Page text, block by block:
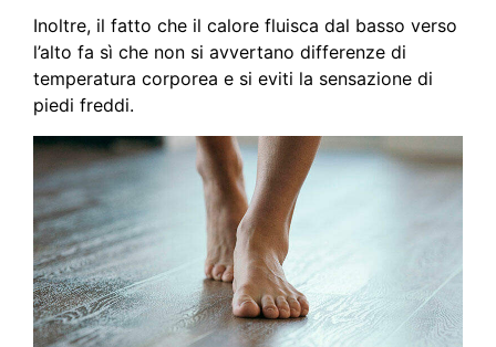
Inoltre, il fatto che il calore fluisca dal basso verso
l’alto fa sì che non si avvertano differenze di
temperatura corporea e si eviti la sensazione di
piedi freddi.